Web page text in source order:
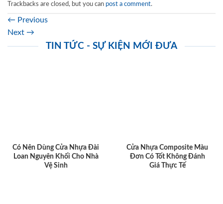
Trackbacks are closed, but you can post a comment.
← Previous
Next →
TIN TỨC - SỰ KIỆN MỚI ĐƯA
Có Nên Dùng Cửa Nhựa Đài
Loan Nguyên Khối Cho Nhà
Vệ Sinh
Cửa Nhựa Composite Màu
Đơn Có Tốt Không Đánh
Giá Thực Tế